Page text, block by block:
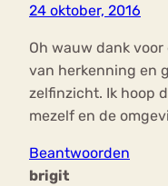
24 oktober, 2016
Oh wauw dank voor
van herkenning en
zelfinzicht. Ik hoop
mezelf en de
Beantwoorden
brigit